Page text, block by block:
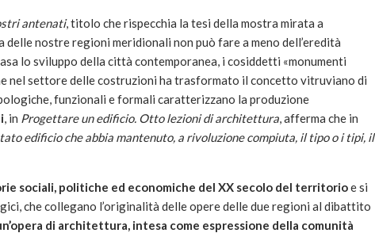
antenati, titolo che rispecchia la tesi della mostra mirata a
nostre regioni meridionali non può fare a meno dell’eredità
lo sviluppo della città contemporanea, i cosiddetti «monumenti
nel settore delle costruzioni ha trasformato il concetto vitruviano di
funzionali e formali caratterizzano la produzione
, in Progettare un edificio. Otto lezioni di architettura, afferma che in
edificio che abbia mantenuto, a rivoluzione compiuta, il tipo o i tipi, il
sociali, politiche ed economiche del XX secolo del territorioe si
che collegano l’originalità delle opere delle due regioni al dibattito
di architettura, intesa come espressione della comunità